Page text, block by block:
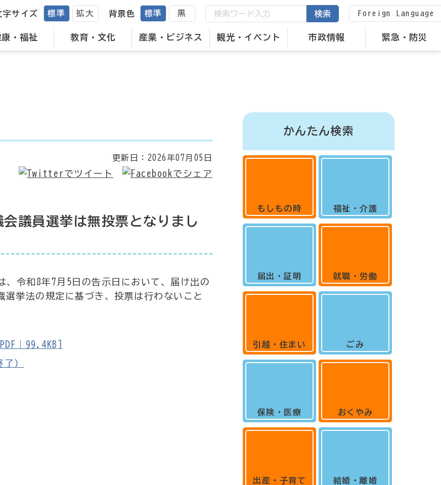
・福祉 教育・文化 産業・ビジネス 観光・イベント 市政情報 緊急・防災
字サイズ 標準 拡大 背景色 標準 黒 検索 Foreign Language
更新日： 2026年07月05日
議員選挙は無投票となりまし
令和8年7月5日の告示日において、届け出の
挙法の規定に基づき、投票は行わないこと
｜99.4KB]
）
かんたん検索
もしもの時
届出・証明
引越・住まい
保険・医療
出産・子育て
福祉・介護
就職・労働
ごみ
おくやみ
結婚・離婚